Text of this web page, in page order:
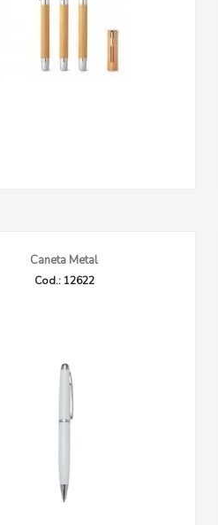
Caneta Metal
Cod.: 12622